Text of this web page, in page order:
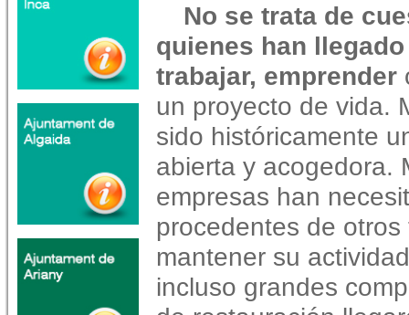
No se trata de
quienes han
trabajar, emprender
un proyecto de vida.
sido históricamente
abierta y acogedora.
empresas han
procedentes de
mantener su
incluso grandes